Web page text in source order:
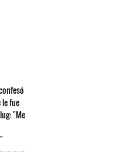
le fue
"Me